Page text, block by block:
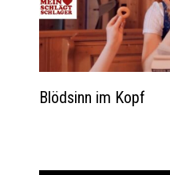
Blödsinn im Kopf